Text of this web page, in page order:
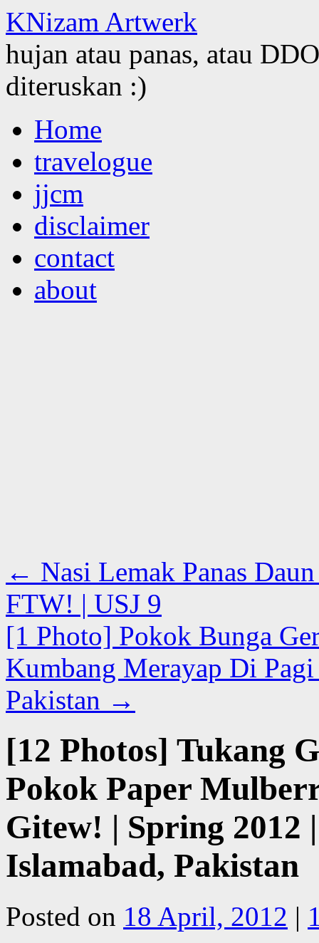
KNizam Artwerk
hujan atau panas, atau
diteruskan :)
to
contentHome
travelogue
jjcm
disclaimer
contact
about
← Nasi Lemak Panas
FTW! | USJ 9
[1 Photo] Pokok Bunga
Kumbang Merayap Di
Pakistan →
[12 Photos] Tukang
Pokok Paper
Gitew! | Spring 2012
Islamabad, Pakistan
Posted on 18 April, 2012 |